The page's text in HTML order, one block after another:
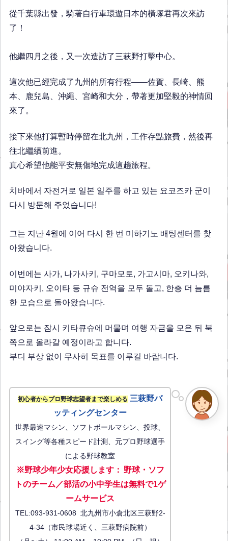
從千葉縣出發，騎著自行車環遊日本的橫塚君再次來訪
了！
他繼四月之後，又一次造訪了三萩野打擊中心。
這次他已經完成了九州的所有行程——佐賀、長崎、熊
本、鹿兒島、沖繩、宮崎和大分，帶著更加堅毅的神情回
來了。
接下來他打算暫時停留在北九州，工作存點旅費，然後再
往北繼續前進。
真心希望他能平安無傷地完成這趟旅程。
치바에서 자전거로 일본 일주를 하고 있는 요코즈카 군이
다시 방문해 주었습니다!
그는 지난 4월에 이어 다시 한 번 미하기노 배팅센터를 찾
아왔습니다.
이번에는 사가, 나가사키, 구마모토, 가고시마, 오키나와,
미야자키, 오이타 등 규슈 전역을 모두 돌고, 한층 더 늠름
한 모습으로 돌아왔습니다.
앞으로는 잠시 키타큐슈에 머물며 여행 자금을 모은 뒤 북
쪽으로 올라갈 예정이라고 합니다.
부디 부상 없이 무사히 목표를 이루길 바랍니다.
初心者からプロ野球志望者まで楽しめる 三萩野バ
ッティングセンター
世界最速マシン、ソフトボールマシン、投球、
スイング等各種スピード計測、元プロ野球選手
による野球教室
※野球少年少女応援します： 野球・ソフ
トのチーム／部活の小中学生は無料で1ゲ
ームサービス
TEL:093-931-0608 北九州市小倉北区三萩野2-
4-34（市民球場近く、三萩野病院前）